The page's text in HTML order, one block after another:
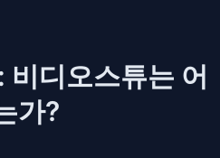
비디오스튜는 어
가?